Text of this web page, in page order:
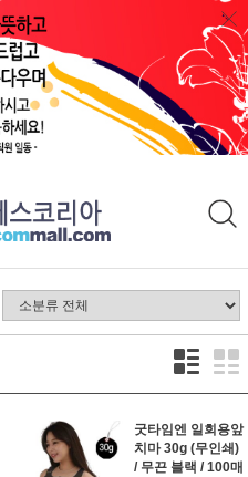
굿타임엔 일회용앞
치마 30g (무인쇄)
/ 무끈 블랙 / 100매